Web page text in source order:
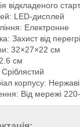
відкладеного
LED-дисплей
Електронне
Захист від
32×27×22 см
см
Сріблястий
корпусу:
Від мережі